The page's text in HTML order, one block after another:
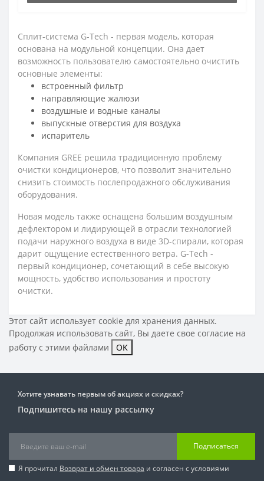
Сплит-система G-Tech - первая модель, которая
основана на модульной концепции. Она дает
возможность пользователю самостоятельно очистить
основные элементы:
встроенный фильтр
направляющие жалюзи
воздушные и водные каналы
выпускные отверстия для воздуха
испаритель
Компания GREE решила традиционную проблему
очистки кондиционеров, что позволит значительно
снизить стоимость послепродажного обслуживания
оборудования.
Новая модель также оснащена большим воздушным
дефлектором и лидирующей в отрасли технологией
подачи наружного воздуха в виде 3D-спирали, которая
дарит ощущение естественного ветра. G-Tech -
первый кондиционер, сочетающий в себе высокую
мощность, удобство использования и простоту
очистки.
Этот сайт использует cookie для хранения данных.
Продолжая использовать сайт, Вы даете свое согласие на
работу с этими файлами
OK
Хотите узнавать первым об акциях и скидках?
Подпишитесь на нашу рассылку
Подписаться
Я прочитал Возврат и обмен товара и согласен с условиями